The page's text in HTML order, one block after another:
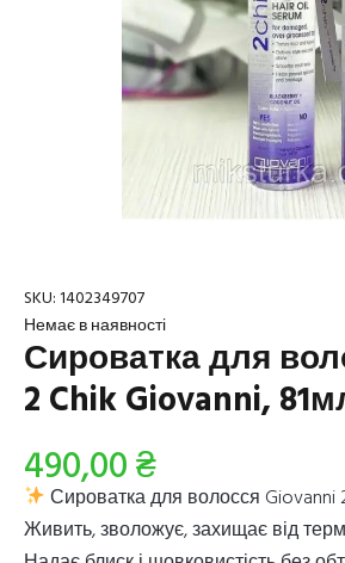
SKU:1402349707
Немає в наявності
Сироватка для
2 Chik Giovanni,
490,00₴
Сироватка для волосся Giovanni
Живить, зволожує, захищає від